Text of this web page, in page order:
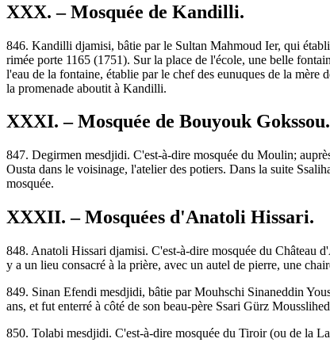
XXX. – Mosquée de Kandilli.
846. Kandilli djamisi, bâtie par le Sultan Mahmoud Ier, qui
rimée porte 1165 (1751). Sur la place de l'école, une belle
l'eau de la fontaine, établie par le chef des eunuques de la
la promenade aboutit à Kandilli.
XXXI. – Mosquée de Bouyouk Gokssou.
847. Degirmen mesdjidi. C'est-à-dire mosquée du Moulin;
Ousta dans le voisinage, l'atelier des potiers. Dans la suite
mosquée.
XXXII. – Mosquées d'Anatoli Hissari.
848. Anatoli Hissari djamisi. C'est-à-dire mosquée du Château
y a un lieu consacré à la prière, avec un autel de pierre, une
849. Sinan Efendi mesdjidi, bâtie par Mouhschi Sinaneddin
ans, et fut enterré à côté de son beau-père Ssari Gürz
850. Tolabi mesdjidi. C'est-à-dire mosquée du Tiroir (ou de la